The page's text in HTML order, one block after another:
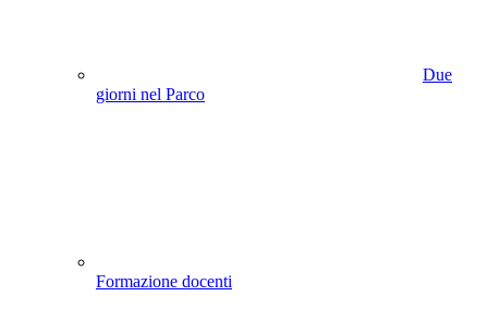
Due
giorni nel Parco
Formazione docenti